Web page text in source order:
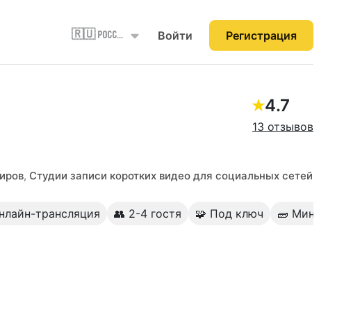
🇷🇺 Россия Войти Регистрация
4.7
13 отзывов
, Студии записи коротких видео для социальных сетей
трансляция 👥 2-4 гостя 🧩 Под ключ 🧱